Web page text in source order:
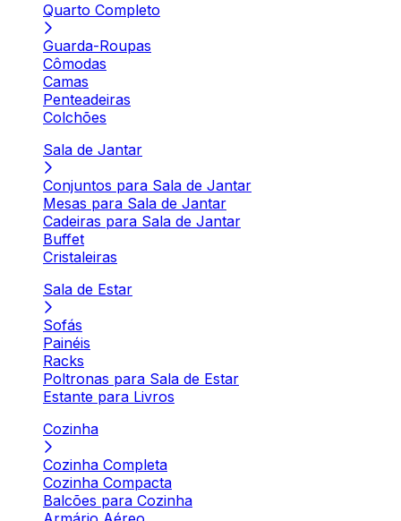
Quarto Completo
Guarda-Roupas
Cômodas
Camas
Penteadeiras
Colchões
Sala de Jantar
Conjuntos para Sala de Jantar
Mesas para Sala de Jantar
Cadeiras para Sala de Jantar
Buffet
Cristaleiras
Sala de Estar
Sofás
Painéis
Racks
Poltronas para Sala de Estar
Estante para Livros
Cozinha
Cozinha Completa
Cozinha Compacta
Balcões para Cozinha